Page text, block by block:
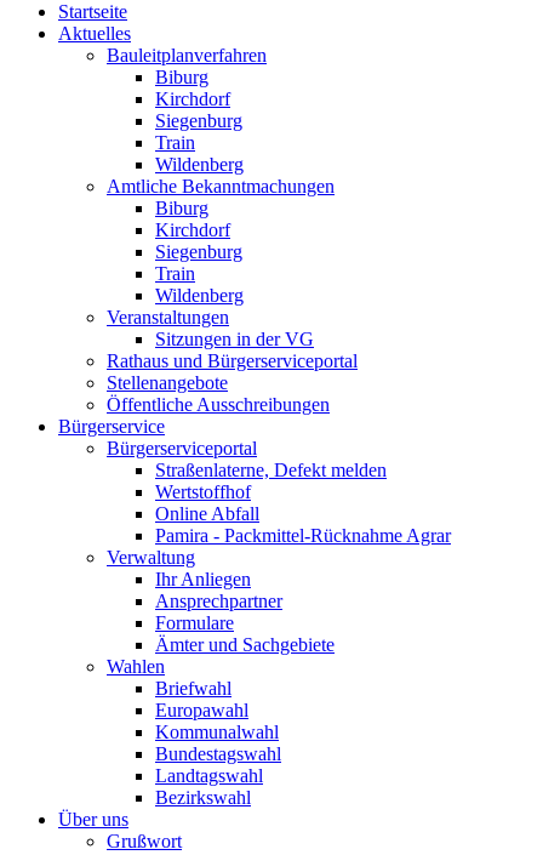
Startseite
Aktuelles
Bauleitplanverfahren
Biburg
Kirchdorf
Siegenburg
Train
Wildenberg
Amtliche Bekanntmachungen
Biburg
Kirchdorf
Siegenburg
Train
Wildenberg
Veranstaltungen
Sitzungen in der VG
Rathaus und Bürgerserviceportal
Stellenangebote
Öffentliche Ausschreibungen
Bürgerservice
Bürgerserviceportal
Straßenlaterne, Defekt melden
Wertstoffhof
Online Abfall
Pamira - Packmittel-Rücknahme Agrar
Verwaltung
Ihr Anliegen
Ansprechpartner
Formulare
Ämter und Sachgebiete
Wahlen
Briefwahl
Europawahl
Kommunalwahl
Bundestagswahl
Landtagswahl
Bezirkswahl
Über uns
Grußwort